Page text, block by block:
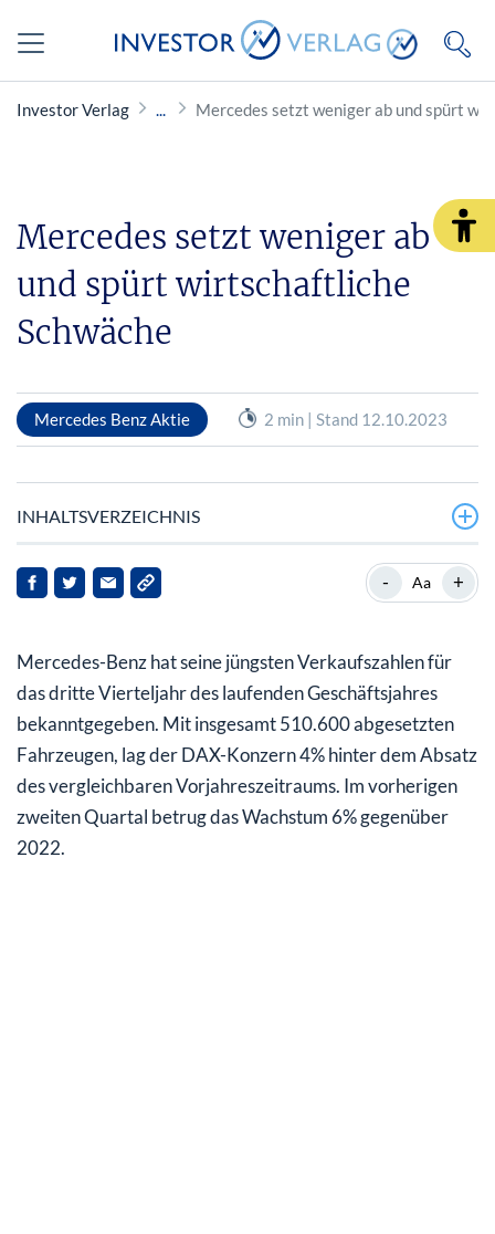
Investor Verlag Mercedes setzt weniger ab und spürt
Mercedes setzt weniger ab
und spürt wirtschaftliche
Schwäche
Mercedes Benz Aktie 2 min | Stand 12.10.2023
INHALTSVERZEICHNIS
E-Autosparte wächst ordentlich
97% mehr E-Autos in neun Monaten
Mein Fazit für Sie
- Aa +
Mercedes-Benz hat seine jüngsten Verkaufszahlen für
das dritte Vierteljahr des laufenden Geschäftsjahres
bekanntgegeben. Mit insgesamt 510.600 abgesetzten
Fahrzeugen, lag der DAX-Konzern 4% hinter dem Absatz
des vergleichbaren Vorjahreszeitraums. Im vorherigen
zweiten Quartal betrug das Wachstum 6% gegenüber
2022.